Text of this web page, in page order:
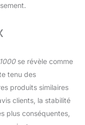
bon
de
du
Grâce à sa
se révèle comme
tenu des
produits similaires
clients, la stabilité
plus conséquentes,